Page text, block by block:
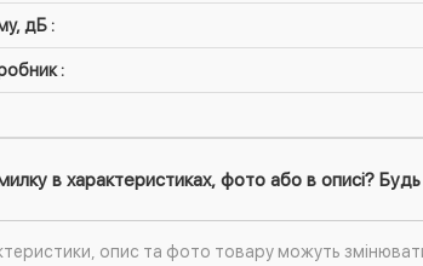
дБ :
:
в характеристиках, фото або в описі?
опис та фото товару можуть